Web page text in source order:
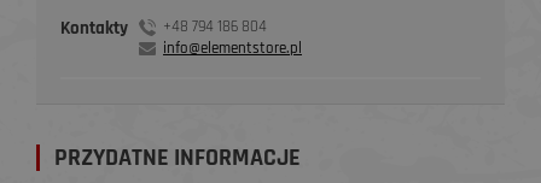
Kontakty
+48 794 186 804
info@elementstore.pl
PRZYDATNE INFORMACJE